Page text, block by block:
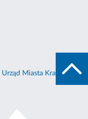
Urząd Miasta Krakowa